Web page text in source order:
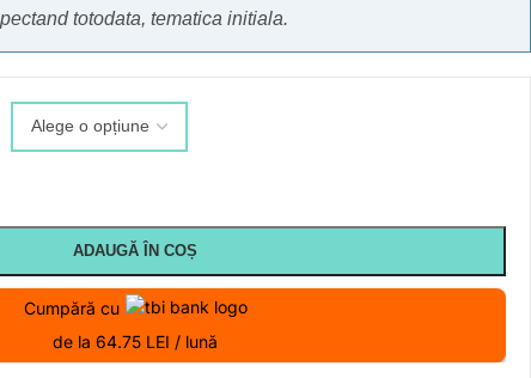
totodata, tematica initiala.
ADAUGĂ ÎN COȘ
Cumpără cu
de la 64.75 LEI / lună